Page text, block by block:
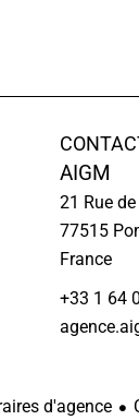
AIGM
21 Rue
77515
France
+33 1 64
d'agence